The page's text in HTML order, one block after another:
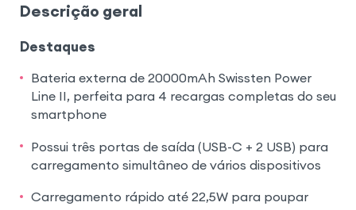
Descrição geral
Destaques
Bateria externa de 20000mAh Swissten Power
Line II, perfeita para 4 recargas completas do seu
smartphone
Possui três portas de saída (USB-C + 2 USB) para
carregamento simultâneo de vários dispositivos
Carregamento rápido até 22,5W para poupar